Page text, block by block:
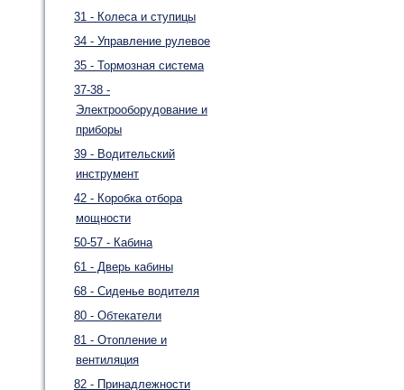
31 - Колеса и ступицы
34 - Управление рулевое
35 - Тормозная система
37-38 -
Электрооборудование и
приборы
39 - Водительский
инструмент
42 - Коробка отбора
мощности
50-57 - Кабина
61 - Дверь кабины
68 - Сиденье водителя
80 - Обтекатели
81 - Отопление и
вентиляция
82 - Принадлежности